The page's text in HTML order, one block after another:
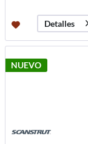
Detalles
NUEVO